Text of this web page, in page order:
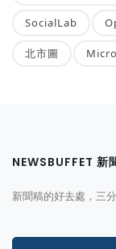
SocialLab
北市圖
NEWSBUFFET 新
新聞稿的好去處，三